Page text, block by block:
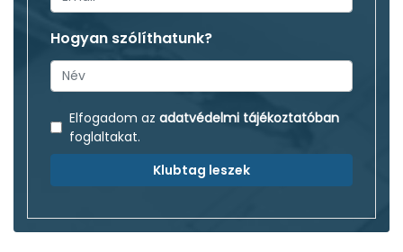
Hogyan szólíthatunk?
Elfogadom az adatvédelmi tájékoztatóban
foglaltakat.
Klubtag leszek